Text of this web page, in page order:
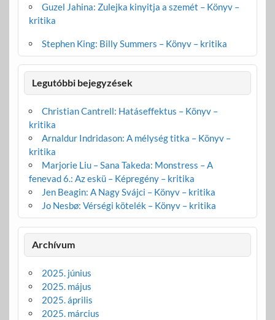
Guzel Jahina: Zulejka kinyitja a szemét – Könyv –
kritika
Stephen King: Billy Summers – Könyv – kritika
Legutóbbi bejegyzések
Christian Cantrell: Hatáseffektus – Könyv –
kritika
Arnaldur Indridason: A mélység titka – Könyv –
kritika
Marjorie Liu – Sana Takeda: Monstress – A
fenevad 6.: Az eskü – Képregény – kritika
Jen Beagin: A Nagy Svájci – Könyv – kritika
Jo Nesbø: Vérségi kötelék – Könyv – kritika
Archívum
2025. június
2025. május
2025. április
2025. március